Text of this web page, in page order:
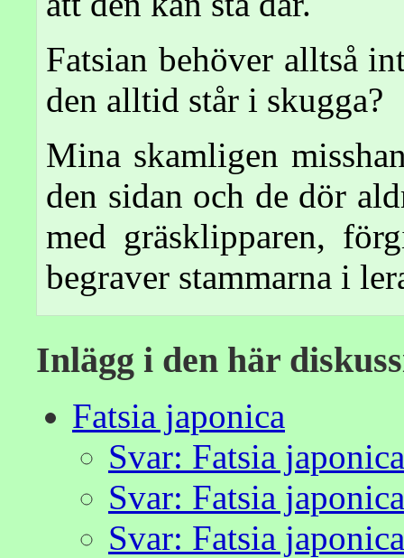
Fatsian behöver alltså
den alltid står i skugga?
Mina skamligen
den sidan och de dör
med gräsklipparen,
begraver stammarna i
Inlägg i den här
Fatsia japonica
Svar: Fatsia japonica
Svar: Fatsia japonica
Svar: Fatsia japonica